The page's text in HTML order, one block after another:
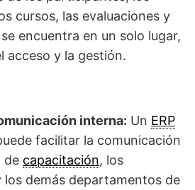
cursos, las evaluaciones y
encuentra en un solo lugar,
acceso y la gestión.
interna: Un ERP
facilitar la comunicación
de capacitación, los
demás departamentos de